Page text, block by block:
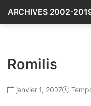
ARCHIVES 2002-
Romilis
janvier 1, 2007